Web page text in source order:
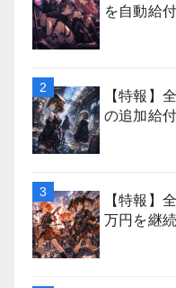
を自動給
【特報】
の追加給
【特報】
万円を継